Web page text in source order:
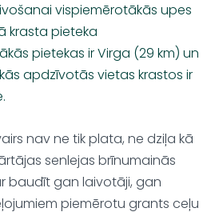
vispiemērotākās upes
krasta pieteka
pietekas irVirga (29 km) un
apdzīvotās vietas krastos ir
.
navne tikplata, ne dziļa kā
senlejas brīnumainās
baudītgan laivotāji, gan
piemērotu grants ceļu